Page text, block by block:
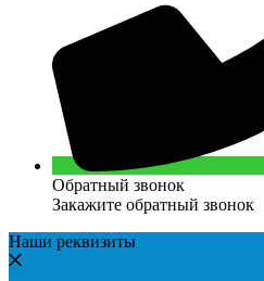
Обратный звонок
Закажите обратный звонок
Наши реквизиты